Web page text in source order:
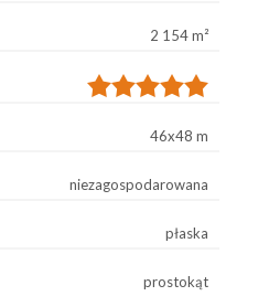
2 154 m²
46x48 m
niezagospodarowana
płaska
prostokąt